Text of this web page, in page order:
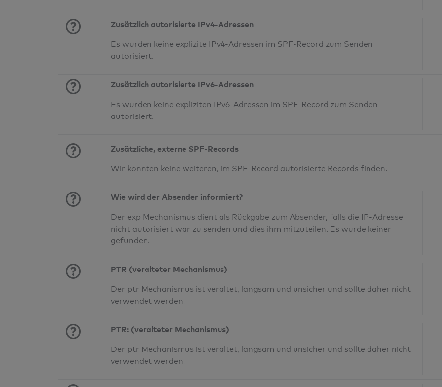
Zusätzlich autorisierte IPv4-Adressen
Es wurden keine explizite IPv4-Adressen im SPF-Record zum Senden
autorisiert.
Zusätzlich autorisierte IPv6-Adressen
Es wurden keine expliziten IPv6-Adressen im SPF-Record zum Senden
autorisiert.
Zusätzliche, externe SPF-Records
Wir konnten keine weiteren, im SPF-Record autorisierte Records finden.
Wie wird der Absender informiert?
Der exp Mechanismus dient als Rückgabe zum Absender, falls die IP-Adresse
nicht autorisiert war zu senden und dies ihm mitzuteilen. Es wurde keiner
gefunden.
PTR (veralteter Mechanismus)
Der ptr Mechanismus ist veraltet, langsam und unsicher und sollte daher nicht
verwendet werden.
PTR: (veralteter Mechanismus)
Der ptr Mechanismus ist veraltet, langsam und unsicher und sollte daher nicht
verwendet werden.